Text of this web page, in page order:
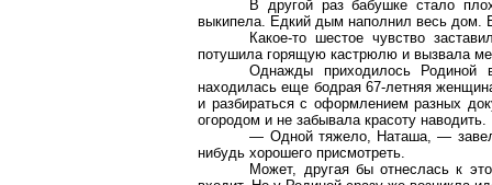
В другой раз бабушке стало
выкипела. Едкий дым наполнил весь дом.
Какое-то шестое чувство
потушила горящую кастрюлю и вызвала
Однажды приходилось
находилась еще бодрая 67-летняя
и разбираться с оформлением разных
огородом и не забывала красоту наводить.
— Одной тяжело, Наташа, —
нибудь хорошего присмотреть.
Может, другаябы отнеслась к